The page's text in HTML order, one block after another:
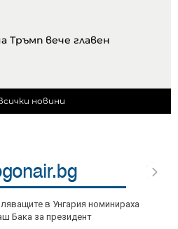
вече главен
новини
в Унгария номинираха
Бака за президент